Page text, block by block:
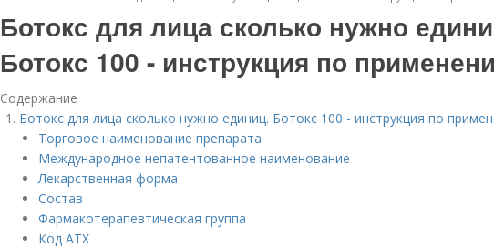
Ботокс для лица сколько нужно
Ботокс 100 - инструкция по
Содержание
Ботокс для лица сколько нужно единиц. Ботокс 100 - инструкция по
Торговое наименование препарата
Международное непатентованное наименование
Лекарственная форма
Состав
Фармакотерапевтическая группа
Код АТХ